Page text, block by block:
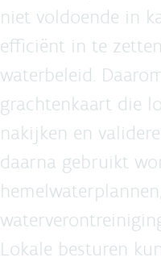
niet voldoende in
efficiënt in te
waterbeleid.
grachtenkaart die
nakijken en
daarna gebruikt
Lokale besturen